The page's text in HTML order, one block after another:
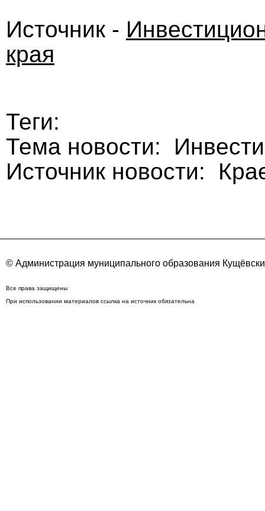
Источник -
края
Теги:
Тема новости:
Источник новости:
© Администрация муниципального образования
Все права защищены
При использовании материалов ссылка на источник обязательна